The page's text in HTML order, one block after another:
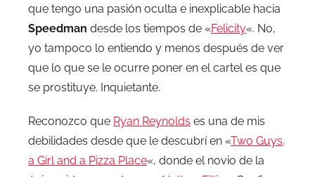
que tengo una pasión oculta e inexplicable hacia
Speedman desde los tiempos de «Felicity«. No,
yo tampoco lo entiendo y menos después de ver
que lo que se le ocurre poner en el cartel es que
se prostituye. Inquietante.
Reconozco que Ryan Reynolds es una de mis
debilidades desde que le descubrí en «Two Guys,
a Girl and a Pizza Place«, donde el novio de la